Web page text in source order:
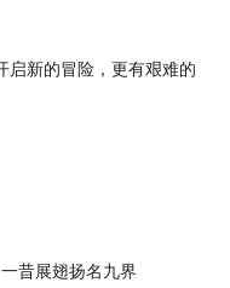
启新的冒险，更有艰难的
昔展翅扬名九界